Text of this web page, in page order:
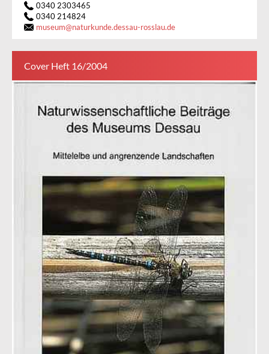
0340 2303465
0340 214824
museum@naturkunde.dessau-rosslau.de
Cover Heft 16/2004